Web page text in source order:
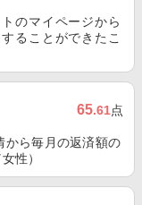
のマイページから
ることができたこ
65.61点
から毎月の返済額の
性）